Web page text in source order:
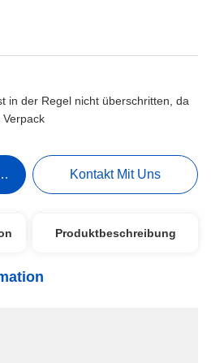
in der Regel nicht überschritten, da
Kontakt Mit Uns
Produktbeschreibung